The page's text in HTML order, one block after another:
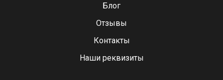
Блог
Отзывы
Контакты
Наши реквизиты